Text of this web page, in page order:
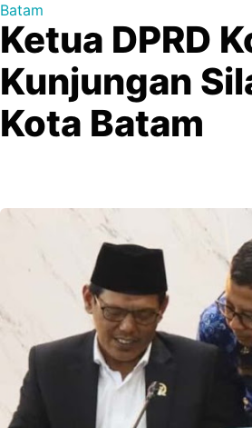
Batam
Ketua DPRD
Kunjungan
Kota Batam